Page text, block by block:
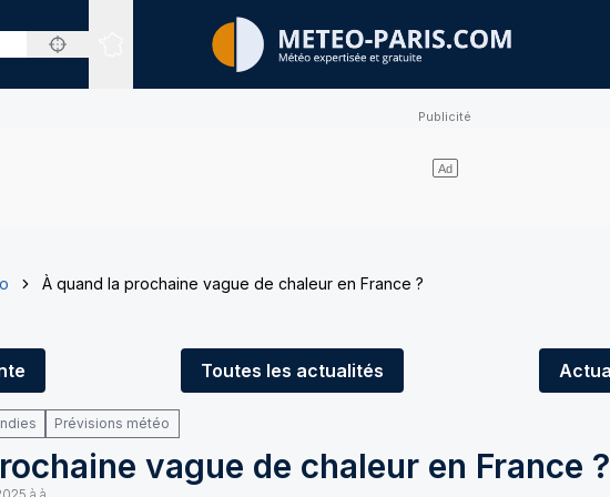
Sites expertisés
À quand la prochaine vague de chaleur en France ?
Toutes les actualités
Prévisions météo
vague de chaleur en France ?